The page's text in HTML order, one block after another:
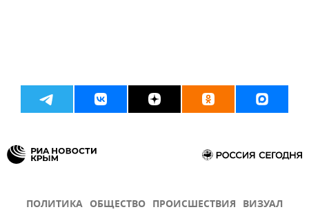
ПОЛИТИКА ОБЩЕСТВО ПРОИСШЕСТВИЯ ВИЗУАЛ